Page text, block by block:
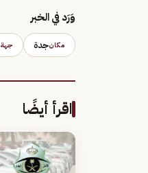
وَرَد في الخبر
مكانجدة جهة
اقرأ أيضًا